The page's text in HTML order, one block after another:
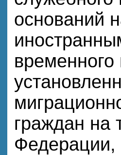
оснований
граждан на
Федерации,